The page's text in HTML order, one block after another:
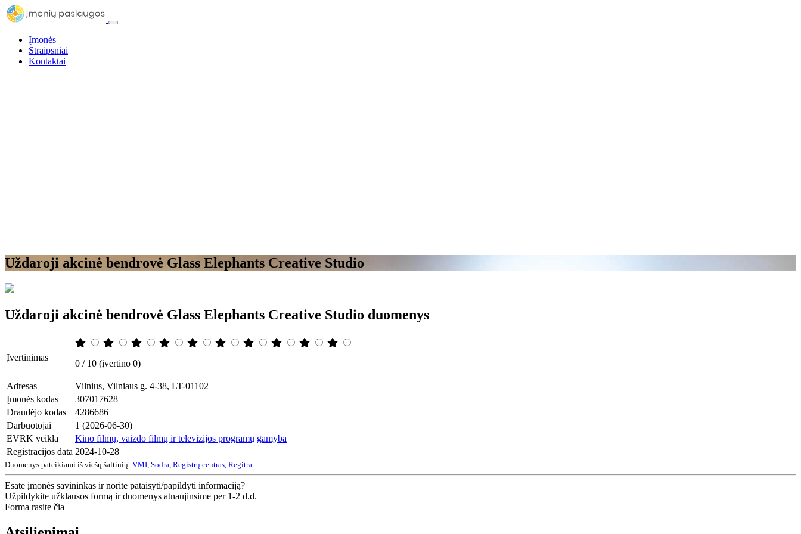
Įmonės
Straipsniai
Kontaktai
Uždaroji akcinė bendrovė Glass Elephants Creative Studio
Uždaroji akcinė bendrovė Glass Elephants Creative Studio duomenys
Įvertinimas
0 / 10 (įvertino 0)
Adresas
Vilnius, Vilniaus g. 4-38, LT-01102
Įmonės kodas
307017628
Draudėjo kodas
4286686
Darbuotojai
1 (2026-06-30)
EVRK veikla
Kino filmų, vaizdo filmų ir televizijos programų gamyba
Registracijos data 2024-10-28
Duomenys pateikiami iš viešų šaltinių: VMI Sodra Registrų centras Regitra
Esate įmonės savininkas ir norite pataisyti/papildyti informaciją?
Užpildykite užklausos formą ir duomenys atnaujinsime per 1-2 d.d.
Forma rasite čia